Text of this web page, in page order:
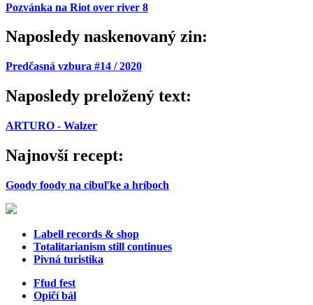
Pozvánka na Riot over river 8
Naposledy naskenovaný zin:
Predčasná vzbura #14 / 2020
Naposledy preložený text:
ARTURO - Walzer
Najnovší recept:
Goody foody na cibuľke a hríboch
Labell records & shop
Totalitarianism still continues
Pivná turistika
Ffud fest
Opičí bál